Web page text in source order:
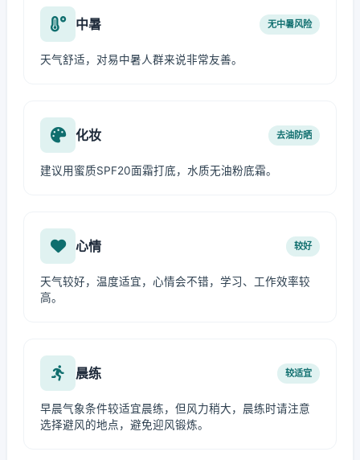
中暑 无中暑风险
天气舒适，对易中暑人群来说非常友善。
化妆 去油防晒
建议用蜜质SPF20面霜打底，水质无油粉底霜。
心情 较好
天气较好，温度适宜，心情会不错，学习、工作效率较
高。
晨练 较适宜
早晨气象条件较适宜晨练，但风力稍大，晨练时请注意
选择避风的地点，避免迎风锻炼。